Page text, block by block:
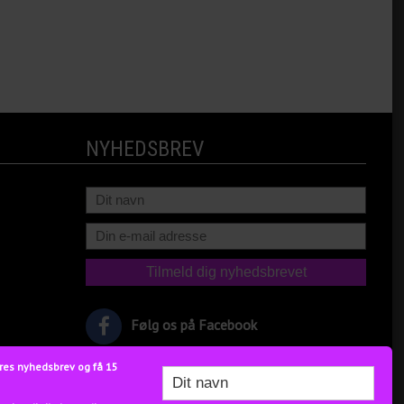
NYHEDSBREV
Følg os på Facebook
nyhedsbrev og få 15